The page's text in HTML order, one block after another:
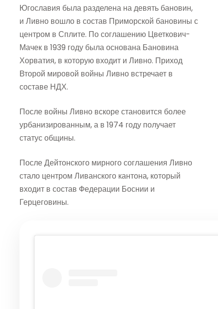
Югославия была разделена на девять бановин,
и Ливно вошло в состав Приморской бановины с
центром в Сплите. По соглашению Цветкович-
Мачек в 1939 году была основана Бановина
Хорватия, в которую входит и Ливно. Приход
Второй мировой войны Ливно встречает в
составе НДХ.
После войны Ливно вскоре становится более
урбанизированным, а в 1974 году получает
статус общины.
После Дейтонского мирного соглашения Ливно
стало центром Ливанского кантона, который
входит в состав Федерации Боснии и
Герцеговины.